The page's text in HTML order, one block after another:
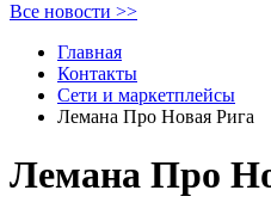
Все новости >>
Главная
Контакты
Сети и маркетплейсы
Лемана Про Новая Рига
Лемана Про